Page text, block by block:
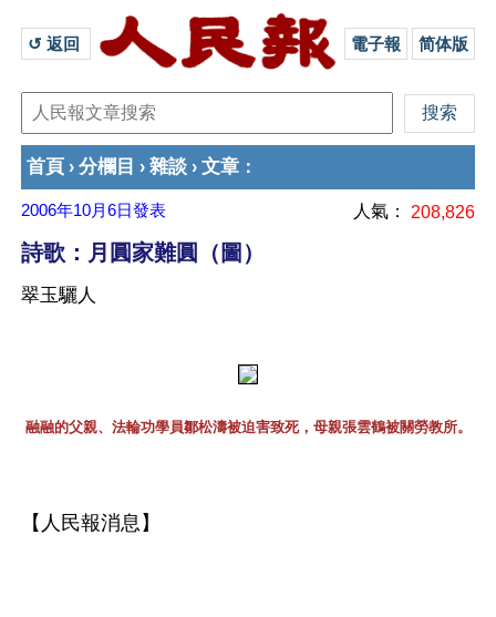
↺ 返回 電子報 简体版
首頁 › 分欄目 › 雜談 › 文章 ：
2006年10月6日發表 人氣： 208,826
詩歌：月圓家難圓（圖）
翠玉驪人
融融的父親、法輪功學員鄒松濤被迫害致死，母親張雲鶴被關勞教所。
【人民報消息】